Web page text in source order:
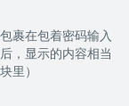
裹在包着密码输入
，显示的内容相当
里）